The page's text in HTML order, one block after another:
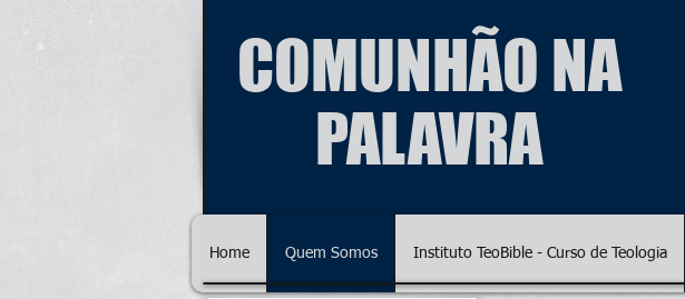
COMUNHÃO NA
PALAVRA
Home Quem Somos Instituto TeoBible - Curso de Teologia